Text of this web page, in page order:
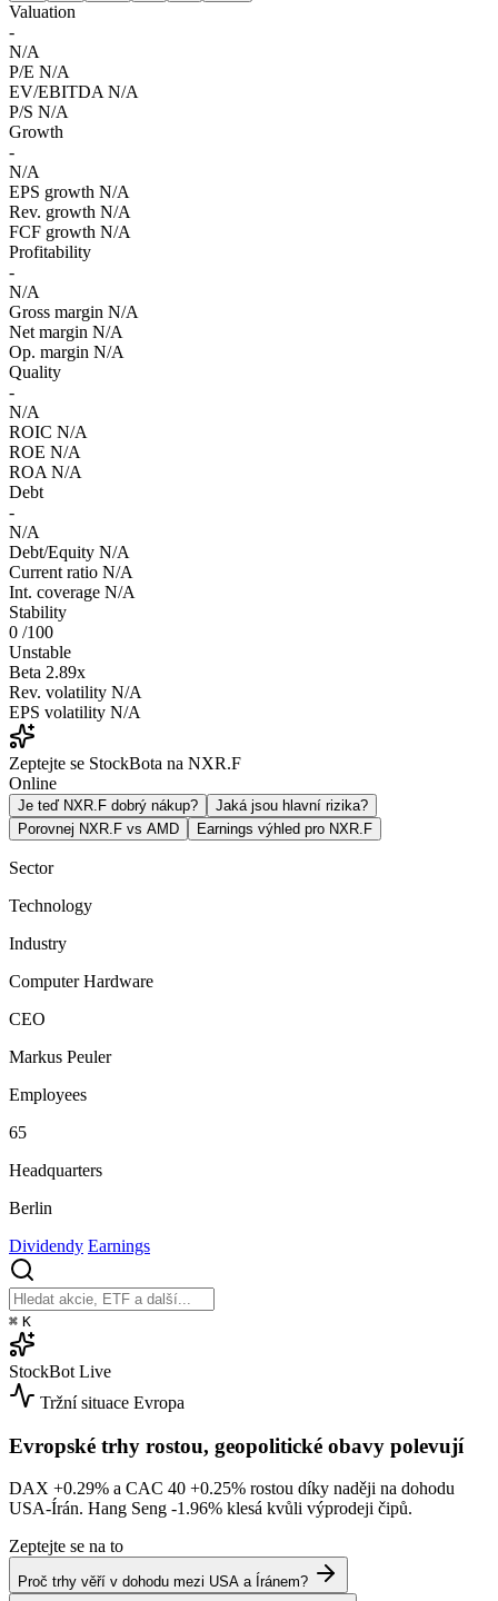
Valuation
-
N/A
P/E N/A
EV/EBITDA N/A
P/S N/A
Growth
-
N/A
EPS growth N/A
Rev. growth N/A
FCF growth N/A
Profitability
-
N/A
Gross margin N/A
Net margin N/A
Op. margin N/A
Quality
-
N/A
ROIC N/A
ROE N/A
ROA N/A
Debt
-
N/A
Debt/Equity N/A
Current ratio N/A
Int. coverage N/A
Stability
0 /100
Unstable
Beta 2.89x
Rev. volatility N/A
EPS volatility N/A
Zeptejte se StockBota na NXR.F
Online
Je teď NXR.F dobrý nákup?
Jaká jsou hlavní rizika?
Porovnej NXR.F vs AMD
Earnings výhled pro NXR.F
Sector
Technology
Industry
Computer Hardware
CEO
Markus Peuler
Employees
65
Headquarters
Berlin
Dividendy Earnings
⌘ K
StockBot Live
Tržní situace Evropa
Evropské trhy rostou, geopolitické obavy polevují
DAX +0.29% a CAC 40 +0.25% rostou díky naději na dohodu
USA-Írán. Hang Seng -1.96% klesá kvůli výprodeji čipů.
Zeptejte se na to
Proč trhy věří v dohodu mezi USA a Íránem?